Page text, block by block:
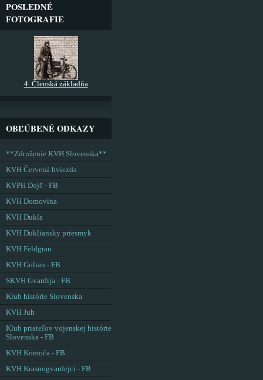
POSLEDNÉ
FOTOGRAFIE
4. Členská základňa
OBĽÚBENÉ ODKAZY
**Združenie KVH Slovenska**
KVH Červená hviezda
KVPH Dojč - FB
KVH Domovina
KVH Dukla
KVH Dukliansky priesmyk
KVH Feldgrau
KVH Golian - FB
SKVH Gvardija - FB
Klub histórie Slovenska
KVH Juh
Klub priateľov vojenskej histórie
Slovenska - FB
KVH Komoča - FB
KVH Krasnogvardejci - FB